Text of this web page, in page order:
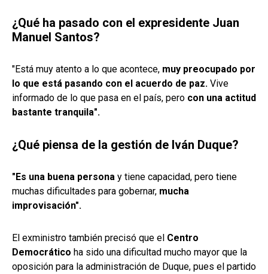
¿Qué ha pasado con el expresidente Juan
Manuel Santos?
"Está muy atento a lo que acontece, muy preocupado por
lo que está pasando con el acuerdo de paz. Vive
informado de lo que pasa en el país, pero con una actitud
bastante tranquila".
¿Qué piensa de la gestión de Iván Duque?
"Es una buena persona y tiene capacidad, pero tiene
muchas dificultades para gobernar, mucha
improvisación".
El exministro también precisó que el Centro
Democrático ha sido una dificultad mucho mayor que la
oposición para la administración de Duque, pues el partido